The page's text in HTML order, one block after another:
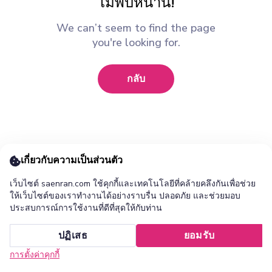
We can’t seem to find the page
you're looking for.
กลับ
หน้าแรก
ยกเลิก ติดตั้ง
เกี่ยวกับความเป็นส่วนตัว
เว็บไซต์ saenran.com ใช้คุกกี้และเทคโนโลยีที่คล้ายคลึงกันเพื่อช่วย
ให้เว็บไซต์ของเราทำงานได้อย่างราบรื่น ปลอดภัย และช่วยมอบ
ประสบการณ์การใช้งานที่ดีที่สุดให้กับท่าน
ปฏิเสธ ยอมรับ
การตั้งค่าคุกกี้